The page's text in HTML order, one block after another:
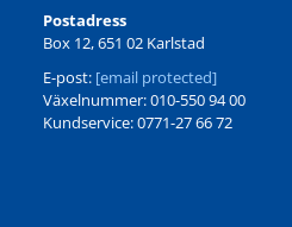
Postadress
Box 12, 651 02 Karlstad
E-post: [email protected]
Växelnummer: 010-550 94 00
Kundservice: 0771-27 66 72